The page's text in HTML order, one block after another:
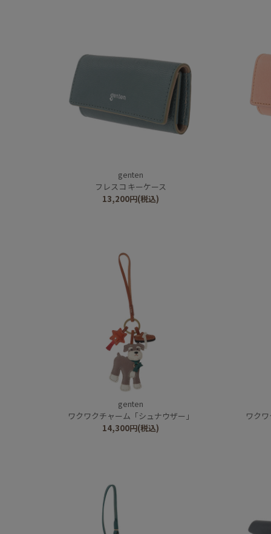
genten
フレスコ キーケース
13,200円(税込)
genten
ワクワクチャーム「シュナウザー」
14,300円(税込)
ワク